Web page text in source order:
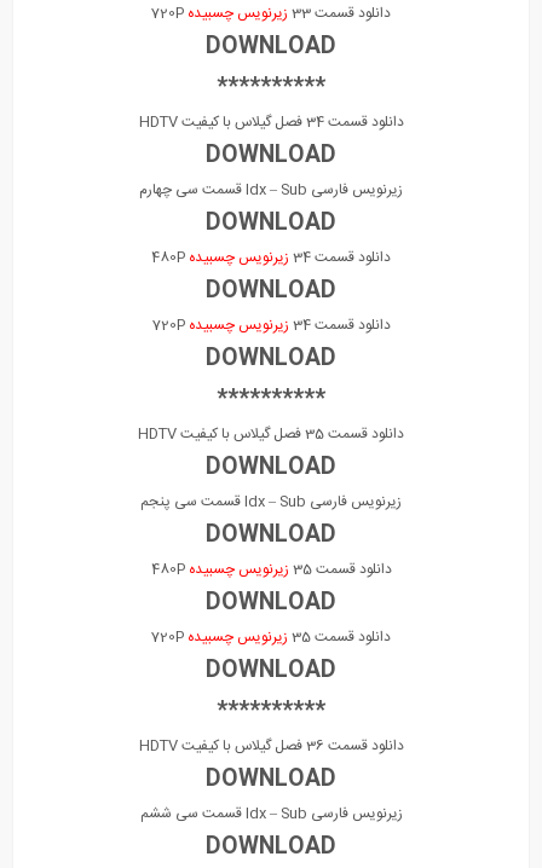
دانلود قسمت 33 زیرنویس چسبیده
DOWNLOAD
**********
دانلود قسمت 34 فصل گیلاس با کیفیت HDTV
DOWNLOAD
زیرنویس فارسی Idx – Sub قسمت سی چهارم
DOWNLOAD
دانلود قسمت 34 زیرنویس چسبیده
DOWNLOAD
دانلود قسمت 34 زیرنویس چسبیده 720P
DOWNLOAD
**********
دانلود قسمت 35 فصل گیلاس با کیفیت HDTV
DOWNLOAD
زیرنویس فارسی Idx – Sub قسمت سی پنجم
DOWNLOAD
دانلود قسمت 35 زیرنویس چسبیده 480P
DOWNLOAD
دانلود قسمت 35 زیرنویس چسبیده
DOWNLOAD
**********
دانلود قسمت 36 فصل گیلاس با کیفیت HDTV
DOWNLOAD
زیرنویس فارسی Idx – Sub قسمت سی ششم
DOWNLOAD